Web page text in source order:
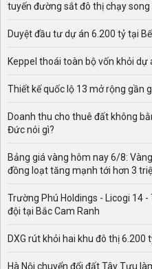
tuyến đường sắt đô thị chạy song
Duyệt đầu tư dự án 6.200 tỷ tại
Keppel thoái toàn bộ vốn khỏi
Thiết kế quốc lộ 13 mở rộng gần
Doanh thu cho thuê đất không
Đức nói gì?
Bảng giá vàng hôm nay 6/8:
đồng loạt tăng mạnh tới hơn 3
Trường Phú Holdings - Licogi 14
đội tại Bắc Cam Ranh
DXG rút khỏi hai khu đô thị 6.200
Hà Nội chuyển đổi đất Tây Tựu